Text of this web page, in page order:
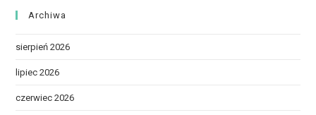
Archiwa
sierpień 2026
lipiec 2026
czerwiec 2026